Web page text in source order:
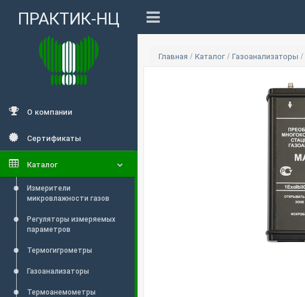
ПРАКТИК-НЦ
О компании
Сертификаты
Каталог
Измерители
микровлажности газов
Регуляторы измеряемых
параметров
Термогигрометры
Газоанализаторы
Термоанемометры
Главная / Каталог/ Газоанализаторы /